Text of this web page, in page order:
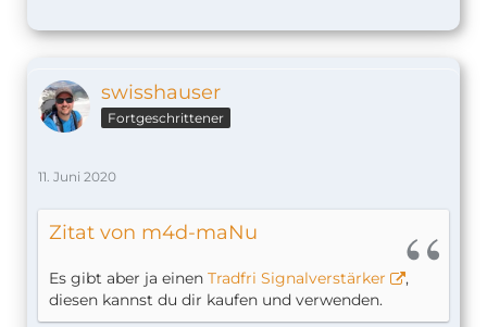
swisshauser
Fortgeschrittener
11. Juni 2020
Zitat von m4d-maNu
Es gibt aber ja einen Tradfri Signalverstärker
,
diesen kannst du dir kaufen und verwenden.